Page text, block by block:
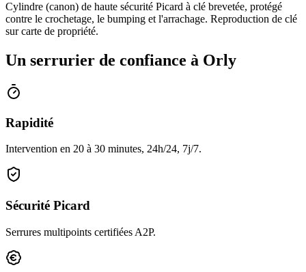
Cylindre (canon) de haute sécurité Picard à clé brevetée, protégé
contre le crochetage, le bumping et l'arrachage. Reproduction de clé
sur carte de propriété.
Un serrurier de confiance à Orly
Rapidité
Intervention en 20 à 30 minutes, 24h/24, 7j/7.
Sécurité Picard
Serrures multipoints certifiées A2P.